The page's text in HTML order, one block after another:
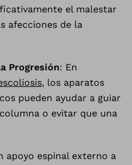
el malestar
afecciones de la
Progresión: En
, los aparatos
pueden ayudar a guiar
o evitar que una
apoyo espinal externo a